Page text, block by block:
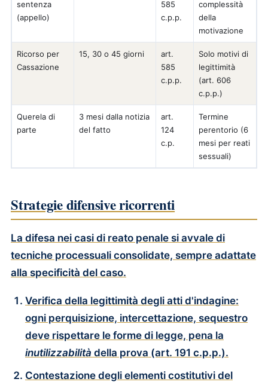
sentenza
(appello)
585
c.p.p.
complessità
della
motivazione
Ricorso per
Cassazione
15, 30 o 45 giorni
art.
585
c.p.p.
Solo motivi di
legittimità
(art. 606
c.p.p.)
Querela di
parte
3 mesi dalla notizia
del fatto
art.
124
c.p.
Termine
perentorio (6
mesi per reati
sessuali)
Strategie difensive ricorrenti
La difesa nei casi di reato penale si avvale di
tecniche processuali consolidate, sempre adattate
alla specificità del caso.
Verifica della legittimità degli atti d'indagine:
ogni perquisizione, intercettazione, sequestro
deve rispettare le forme di legge, pena la
inutilizzabilità della prova (art. 191 c.p.p.).
Contestazione degli elementi costitutivi del